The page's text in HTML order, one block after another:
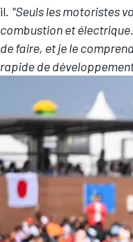
AUTRES CHAMPIONNATS
il. "Seuls les motoristes
combustion et
de faire, et je le
rapide de